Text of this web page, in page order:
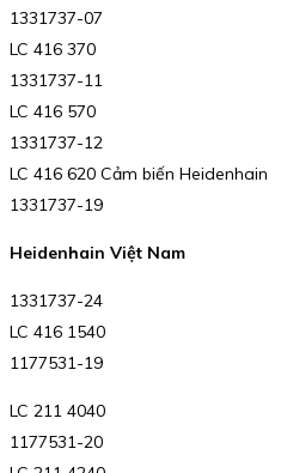
1331737-07
LC 416 370
1331737-11
LC 416 570
1331737-12
LC 416 620 Cảm biến Heidenhain
1331737-19
Heidenhain Việt Nam
1331737-24
LC 416 1540
1177531-19
LC 211 4040
1177531-20